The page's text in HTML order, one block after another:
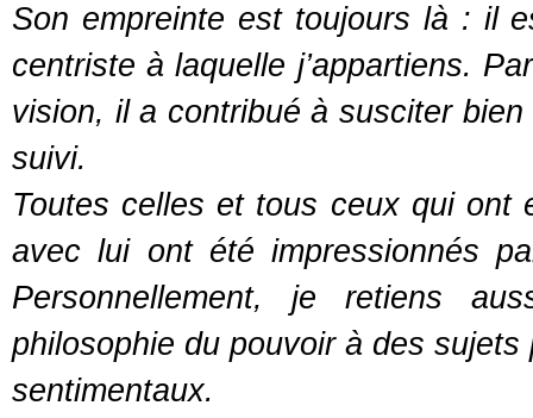
Son empreinte est toujours là : il
centriste à laquelle j’appartiens.
vision, il a contribué à susciter
suivi.
Toutes celles et tous ceux qui ont
avec lui ont été impressionnés
Personnellement, je retiens
philosophie du pouvoir à des
sentimentaux.